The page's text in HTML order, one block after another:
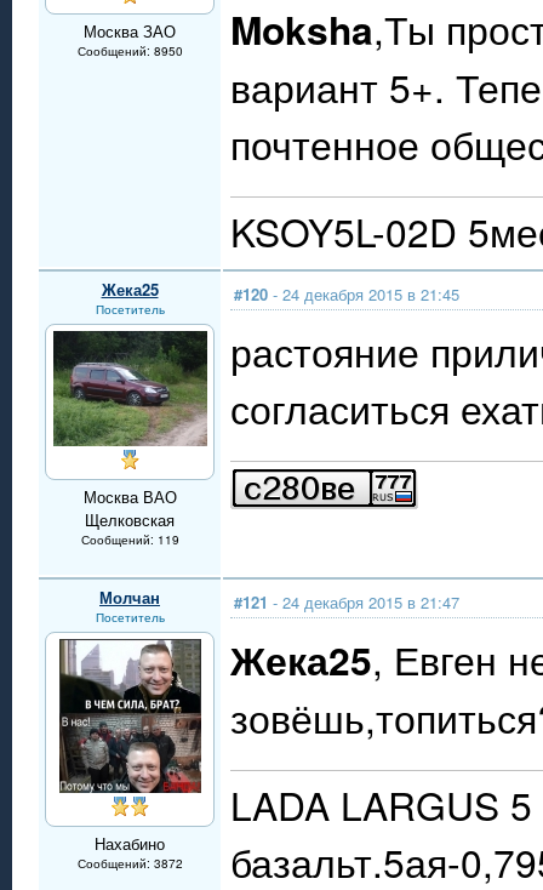
Москва ЗАО
Сообщений: 8950 Moksha,Ты
вариант 5+.
почтенное
KSOY5L-02D
Жека25
Посетитель
Москва ВАО
Щелковская
Сообщений: 119
#120 - 24 декабря 2015 в 21:45
растояние
согласиться
Молчан
Посетитель
Нахабино
Сообщений: 3872
#121 - 24 декабря 2015 в 21:47
Жека25, Евген
LADA LARGUS
базальт.5ая-